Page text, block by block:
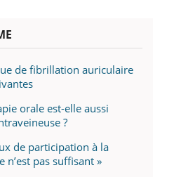
de fibrillation auriculaire
orale est-elle aussi
?
de participation à la
n’est pas suffisant »